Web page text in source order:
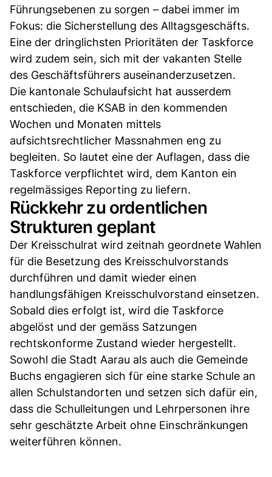
Führungsebenen zu sorgen – dabei immer im
Fokus: die Sicherstellung des Alltagsgeschäfts.
Eine der dringlichsten Prioritäten der Taskforce
wird zudem sein, sich mit der vakanten Stelle
des Geschäftsführers auseinanderzusetzen.
Die kantonale Schulaufsicht hat ausserdem
entschieden, die KSAB in den kommenden
Wochen und Monaten mittels
aufsichtsrechtlicher Massnahmen eng zu
begleiten. So lautet eine der Auflagen, dass die
Taskforce verpflichtet wird, dem Kanton ein
regelmässiges Reporting zu liefern.
Rückkehr zu ordentlichen
Strukturen geplant
Der Kreisschulrat wird zeitnah geordnete Wahlen
für die Besetzung des Kreisschulvorstands
durchführen und damit wieder einen
handlungsfähigen Kreisschulvorstand einsetzen.
Sobald dies erfolgt ist, wird die Taskforce
abgelöst und der gemäss Satzungen
rechtskonforme Zustand wieder hergestellt.
Sowohl die Stadt Aarau als auch die Gemeinde
Buchs engagieren sich für eine starke Schule an
allen Schulstandorten und setzen sich dafür ein,
dass die Schulleitungen und Lehrpersonen ihre
sehr geschätzte Arbeit ohne Einschränkungen
weiterführen können.